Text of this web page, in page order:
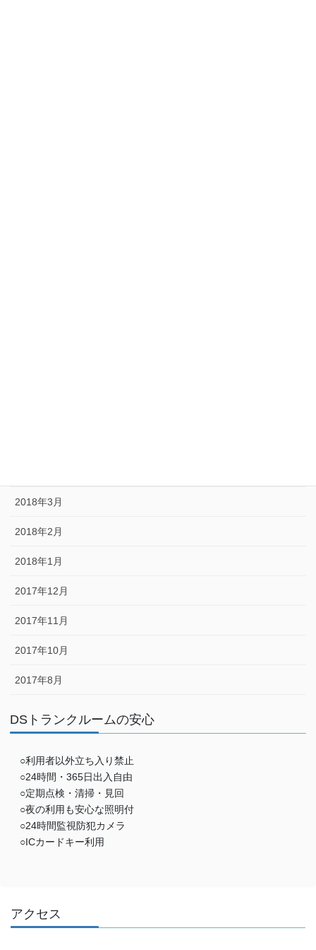
2018年3月
2018年2月
2018年1月
2017年12月
2017年11月
2017年10月
2017年8月
DSトランクルームの安心
○利用者以外立ち入り禁止
○24時間・365日出入自由
○定期点検・清掃・見回
○夜の利用も安心な照明付
○24時間監視防犯カメラ
○ICカードキー利用
アクセス